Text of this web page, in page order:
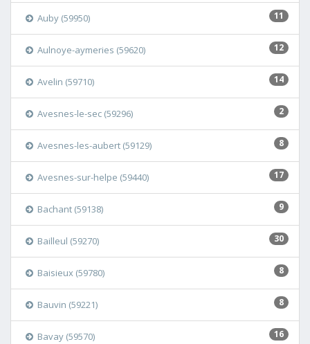
11
Auby (59950)
12
Aulnoye-aymeries (59620)
14
Avelin (59710)
2
Avesnes-le-sec (59296)
8
Avesnes-les-aubert (59129)
17
Avesnes-sur-helpe (59440)
9
Bachant (59138)
30
Bailleul (59270)
8
Baisieux (59780)
8
Bauvin (59221)
16
Bavay (59570)